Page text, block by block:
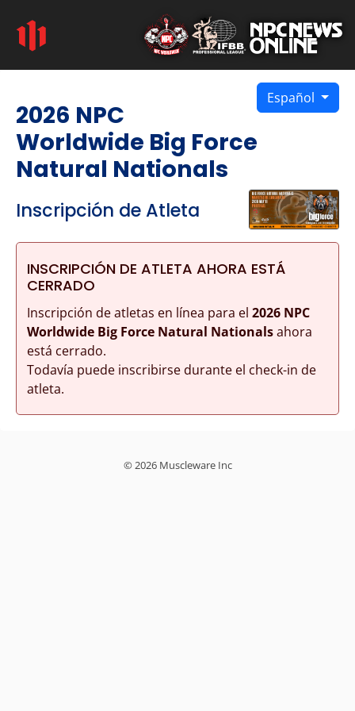
Español
2026 NPC
Worldwide Big Force
Natural Nationals
Inscripción de Atleta
INSCRIPCIÓN DE ATLETA AHORA ESTÁ
CERRADO
Inscripción de atletas en línea para el 2026 NPC
Worldwide Big Force Natural Nationalsahora
está cerrado.
Todavía puede inscribirse durante el check-in de
atleta.
© 2026 Muscleware Inc